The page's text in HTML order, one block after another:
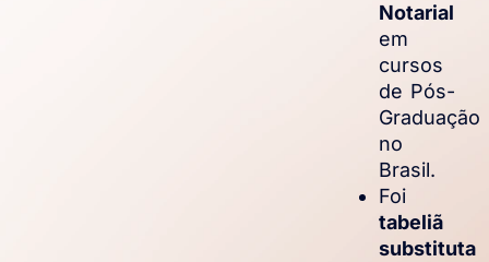
Notarial
em
cursos
de Pós-
Graduação
no
Brasil.
Foi
tabeliã
substituta